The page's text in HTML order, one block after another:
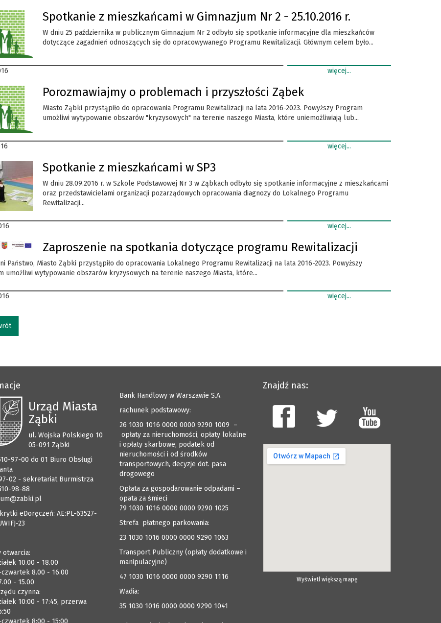
Spotkanie z mieszkańcami w Gimnazjum Nr 2 - 25.10.2016 r.
W dniu 25 października w publicznym Gimnazjum Nr 2 odbyło się spotkanie informacyjne dla mieszkańców
dotyczące zagadnień odnoszących się do opracowywanego Programu Rewitalizacji. Głównym celem było...
więcej...
Porozmawiajmy o problemach i przyszłości Ząbek
Miasto Ząbki przystąpiło do opracowania Programu Rewitalizacji na lata 2016-2023. Powyższy Program
umożliwi wytypowanie obszarów "kryzysowych" na terenie naszego Miasta, które uniemożliwiają lub...
więcej...
Spotkanie z mieszkańcami w SP3
W dniu 28.09.2016 r. w Szkole Podstawowej Nr 3 w Ząbkach odbyło się spotkanie informacyjne z mieszkańcami
oraz przedstawicielami organizacji pozarządowych opracowania diagnozy do Lokalnego Programu
Rewitalizacji...
więcej...
Zaproszenie na spotkania dotyczące programu Rewitalizacji
Państwo, Miasto Ząbki przystąpiło do opracowania Lokalnego Programu Rewitalizacji na lata 2016-2023. Powyższy
umożliwi wytypowanie obszarów kryzysowych na terenie naszego Miasta, które...
więcej...
Urząd Miasta
Ząbki
ul. Wojska Polskiego 10
05-091 Ząbki
97-00 do 01 Biuro Obsługi
02 - sekretariat Burmistrza
98-88
um@zabki.pl
eDoręczeń: AE:PL-63527-
23
otwarcia:
10.00 - 18.00
8.00 - 16.00
- 15.00
czynna:
10:00 - 17:45, przerwa
8:00 - 15:00
Bank Handlowy w Warszawie S.A.
rachunek podstawowy:
26 1030 1016 0000 0000 9290 1009 –
opłaty za nieruchomości, opłaty lokalne
i opłaty skarbowe, podatek od
nieruchomości i od środków
transportowych, decyzje dot. pasa
drogowego
Opłata za gospodarowanie odpadami –
opata za śmieci
79 1030 1016 0000 0000 9290 1025
Strefa płatnego parkowania:
23 1030 1016 0000 0000 9290 1063
Transport Publiczny (opłaty dodatkowe i
manipulacyjne)
47 1030 1016 0000 0000 9290 1116
Wadia:
35 1030 1016 0000 0000 9290 1041
Znajdź nas:
Wyświetl większą mapę